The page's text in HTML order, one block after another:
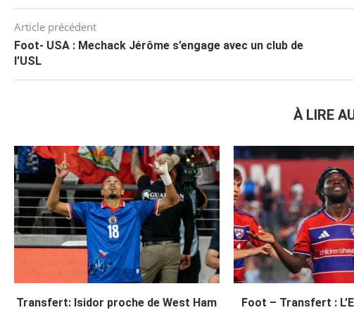
Article précédent
Foot- USA : Mechack Jérôme s’engage avec un club de
l’USL
À LIRE
Transfert: Isidor proche de West Ham
Foot – Transfert :